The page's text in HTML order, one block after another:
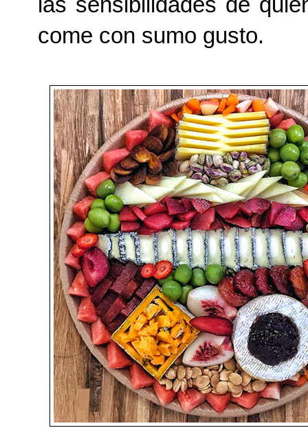
come con sumo gusto.